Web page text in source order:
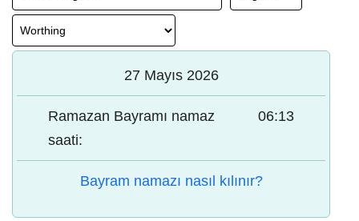
27 Mayıs 2026
Ramazan Bayramı namaz
saati:
06:13
Bayram namazı nasıl kılınır?